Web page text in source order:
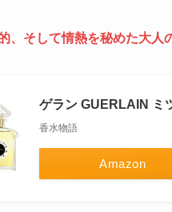
、そして情熱を秘めた大人
ゲラン GUERLAIN ミ
香水物語
Amazon